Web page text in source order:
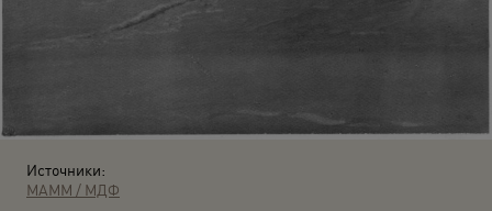
Источники:
МАММ / МДФ